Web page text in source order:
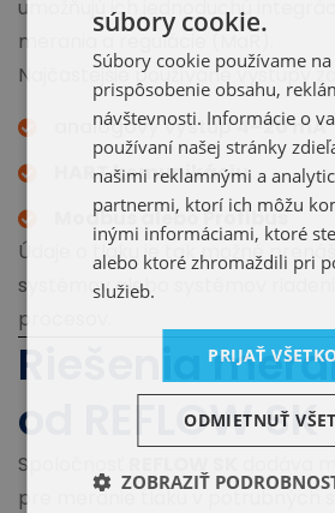
umožňujú ich jednoduchú
merania a regulácie (MaR).
Najčastejšie používané výstupy
analógový výstup4–20 mA
HART komunikáciu
Modbus alebo Profibus
Údaje o tlaku je tak možné
systémov alebo systémov
procesov.
Riešenia
od REFLOW SK
Spoločnosť
pre meranie tlaku v potrubných
súbory cookie.
Súbory cookie používame na
prispôsobenie obsahu,
návštevnosti. Informácie o
používaní našej stránky
našimi reklamnými a
partnermi, ktorí ich môžu
inými informáciami, ktoré
alebo ktoré zhromaždili pri
služieb.
PRIJAŤ
ODMIETNUŤ
ZOBRAZIŤ